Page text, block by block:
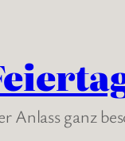
Anlass ganz